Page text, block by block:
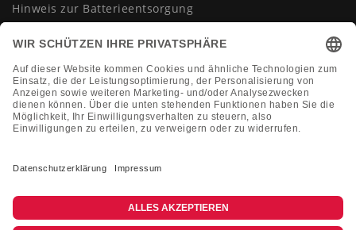
Hinweis zur Batterieentsorgung
AGB
Impressum
Vertrag widerrufen
KONTAKT
Montag-Freitag 10:00-18:00 Uhr
shop@dienadel.de
Kieler Str. 18 - 41540 Dormagen